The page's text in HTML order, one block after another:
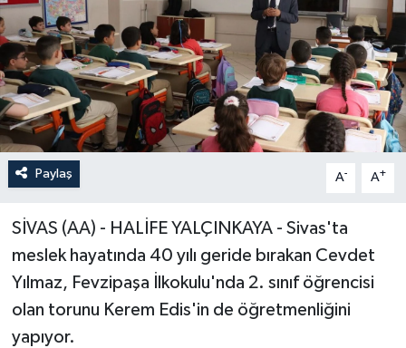
Paylaş A- A+
SİVAS (AA) - HALİFE YALÇINKAYA - Sivas'ta
meslek hayatında 40 yılı geride bırakan Cevdet
Yılmaz, Fevzipaşa İlkokulu'nda 2. sınıf öğrencisi
olan torunu Kerem Edis'in de öğretmenliğini
yapıyor.
SİYASET
GÜNCEL
SPOR
YAŞAM